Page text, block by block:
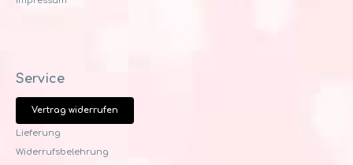
Service
Vertrag widerrufen
Lieferung
Widerrufsbelehrung